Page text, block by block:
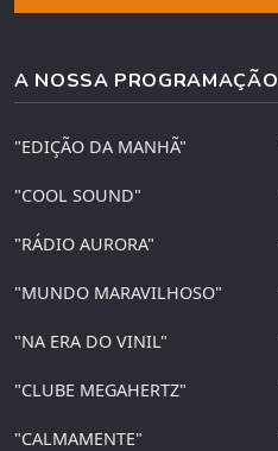
A NOSSA PROGRAMAÇÃO
"EDIÇÃO DA MANHÃ"
"COOL SOUND"
"RÁDIO AURORA"
"MUNDO MARAVILHOSO"
"NA ERA DO VINIL"
"CLUBE MEGAHERTZ"
"CALMAMENTE"